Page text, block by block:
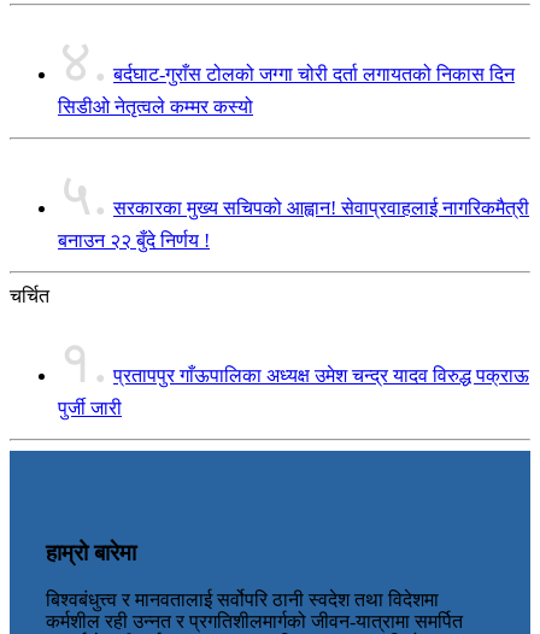
४. बर्दघाट-गुराँस टोलको जग्गा चोरी दर्ता लगायतको निकास दिन
सिडीओ नेतृत्वले कम्मर कस्यो
५. सरकारका मुख्य सचिपको आह्वान! सेवाप्रवाहलाई नागरिकमैत्री
बनाउन २२ बुँदे निर्णय !
चर्चित
१. प्रतापपुर गाँऊपालिका अध्यक्ष उमेश चन्द्र यादव विरुद्ध पक्राऊ
पुर्जी जारी
हाम्रो बारेमा
बिश्वबंधुत्त्व र मानवतालाई सर्वोपरि ठानी स्वदेश तथा विदेशमा
कर्मशील रही उन्नत र प्रगतिशीलमार्गको जीवन-यात्रामा समर्पित